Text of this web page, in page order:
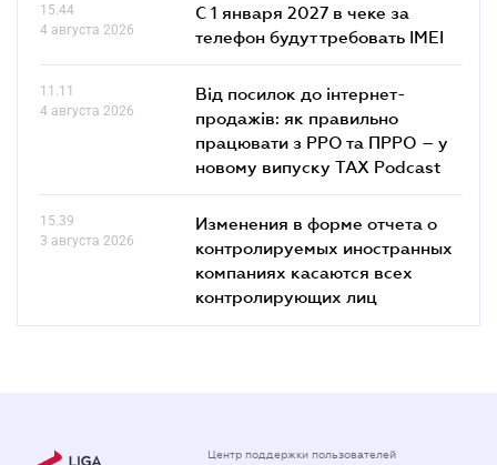
15.44
4 августа 2026
С 1 января 2027 в чеке за
телефон будут требовать IMEI
11.11
4 августа 2026
Від посилок до інтернет-
продажів: як правильно
працювати з РРО та ПРРО – у
новому випуску TAX Podcast
15.39
3 августа 2026
Изменения в форме отчета о
контролируемых иностранных
компаниях касаются всех
контролирующих лиц
Центр поддержки пользователей